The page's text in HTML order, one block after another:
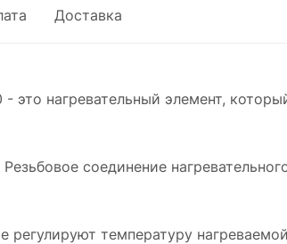
Доставка
нагревательный элемент,
соединение
температуру